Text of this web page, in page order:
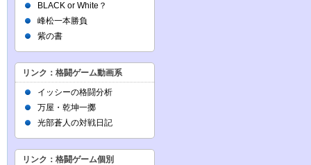
BLACK or White？
峰松一本勝負
紫の書
リンク：格闘ゲーム動画系
イッシーの格闘分析
万屋・乾坤一擲
光部蒼人の対戦日記
リンク：格闘ゲーム個別